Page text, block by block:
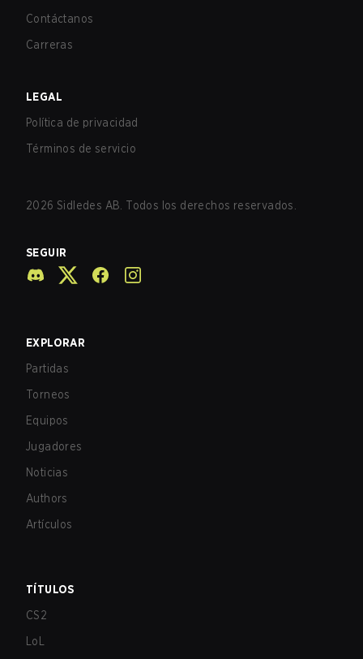
Contáctanos
Carreras
LEGAL
Política de privacidad
Términos de servicio
2026 Sidledes AB. Todos los derechos reservados.
SEGUIR
EXPLORAR
Partidas
Torneos
Equipos
Jugadores
Noticias
Authors
Artículos
TÍTULOS
CS2
LoL